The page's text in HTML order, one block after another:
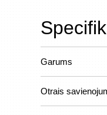
Garums
Otrais